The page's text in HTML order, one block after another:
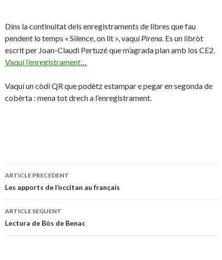
Dins la continuitat dels enregistraments de libres que fau
pendent lo temps « Silence, on lit », vaquíPirena. Es un libròt
escrit per Joan-Claudi Pertuzé que m’agrada plan amb los CE2.
Vaquí l’enregistrament…
Vaquí un còdi QR que podètz estampar e pegar en segonda de
cobèrta : mena tot drech a l’enregistrament.
Navigacion
dels
articles
ARTICLE PRECEDENT
Les apports de l’occitan au français
ARTICLE SEGUENT
Lectura de Bòs de Benac